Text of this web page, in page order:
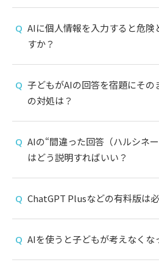
AIに個人情報を入力すると危険
すか？
子どもがAIの回答を宿題にその
の対処は？
AIの“間違った回答（ハルシネ
はどう説明すればいい？
ChatGPT Plusなどの有料版は
AIを使うと子どもが考えなくな